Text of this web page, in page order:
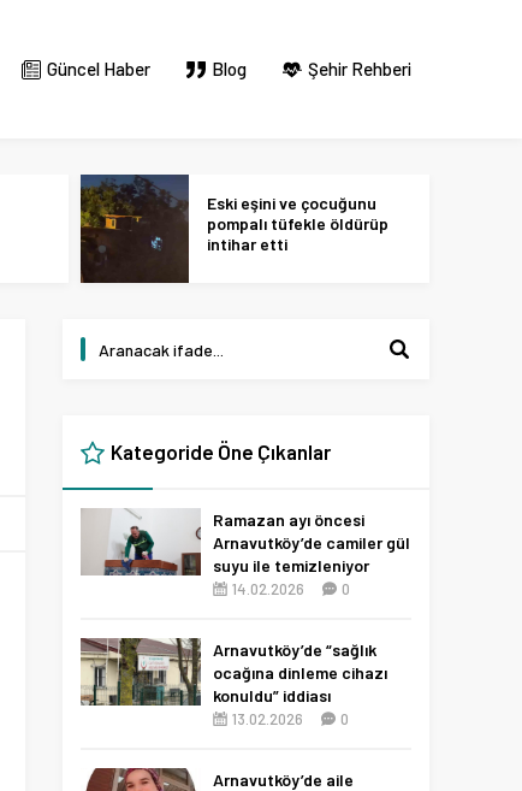
Güncel Haber Blog Şehir Rehberi
Eski eşini ve çocuğunu
pompalı tüfekle öldürüp
intihar etti
Kategoride Öne Çıkanlar
Ramazan ayı öncesi
Arnavutköy’de camiler gül
suyu ile temizleniyor
14.02.2026 0
Arnavutköy’de “sağlık
ocağına dinleme cihazı
konuldu” iddiası
13.02.2026 0
Arnavutköy’de aile